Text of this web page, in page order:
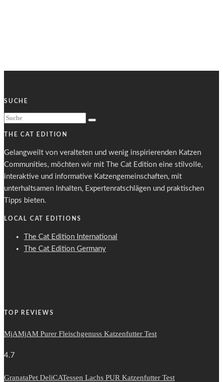
SUCHE
THE CAT EDITION
Gelangweilt von veralteten und wenig inspirierenden Katzen
Communities, möchten wir mit The Cat Edition eine stilvolle,
interaktive und informative Katzengemeinschaften, mit
unterhaltsamen Inhalten, Expertenratschlägen und praktischen
Tipps bieten.
LOCAL CAT EDITIONS
The Cat Edition International
The Cat Edition Germany
TOP REVIEWS
MjAMjAM Purer Fleischgenuss Katzenfutter Test
4.7
GranataPet DeliCATessen Lachs PUR Katzenfutter Test